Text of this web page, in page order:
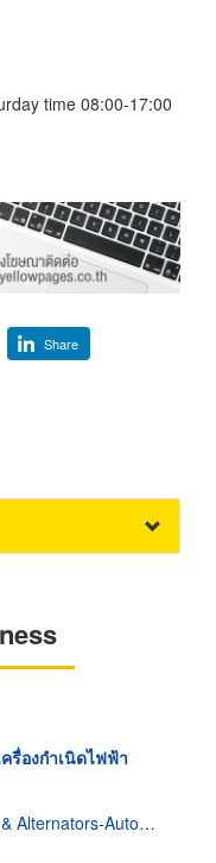
time 08:00-17:00
Share
รื่องกำเนิดไฟฟ้า
Automotive